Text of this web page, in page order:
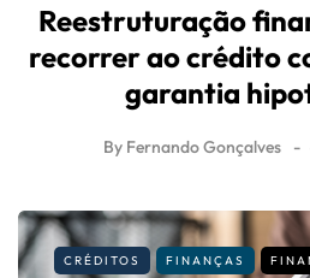
Reestruturação
recorrer ao crédito
garantia
By Fernando Gonçalves
CRÉDITOS FINANÇAS